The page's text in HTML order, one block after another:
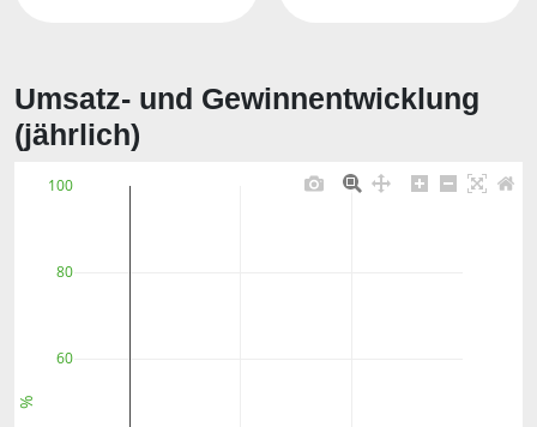
Umsatz- und Gewinnentwicklung
(jährlich)
60
80
100
%